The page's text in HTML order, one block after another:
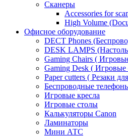
Сканеры
Accessories for
High Volume
Офисное оборудование
DECT Phones
DESK LAMPS
Gaming Chairs (
Gaming Desk ( Игровые
Paper cutters ( Резаки
Беспроводные
Игровые кресла
Игровые столы
Калькуляторы Canon
Ламинаторы
Мини АТС